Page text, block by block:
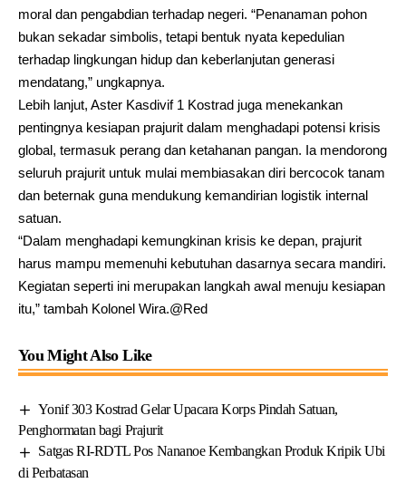
moral dan pengabdian terhadap negeri. “Penanaman pohon
bukan sekadar simbolis, tetapi bentuk nyata kepedulian
terhadap lingkungan hidup dan keberlanjutan generasi
mendatang,” ungkapnya.
Lebih lanjut, Aster Kasdivif 1 Kostrad juga menekankan
pentingnya kesiapan prajurit dalam menghadapi potensi krisis
global, termasuk perang dan ketahanan pangan. Ia mendorong
seluruh prajurit untuk mulai membiasakan diri bercocok tanam
dan beternak guna mendukung kemandirian logistik internal
satuan.
“Dalam menghadapi kemungkinan krisis ke depan, prajurit
harus mampu memenuhi kebutuhan dasarnya secara mandiri.
Kegiatan seperti ini merupakan langkah awal menuju kesiapan
itu,” tambah Kolonel Wira.@Red
You Might Also Like
Yonif 303 Kostrad Gelar Upacara Korps Pindah Satuan,
Penghormatan bagi Prajurit
Satgas RI-RDTL Pos Nananoe Kembangkan Produk Kripik Ubi
di Perbatasan